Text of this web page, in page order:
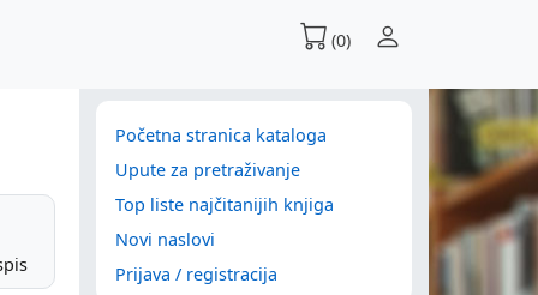
(0)
Početna stranica kataloga
Upute za pretraživanje
Top liste najčitanijih knjiga
Novi naslovi
Prijava / registracija